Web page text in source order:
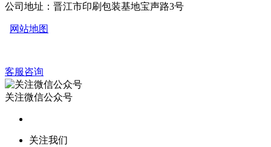
公司地址：晋江市印刷包装基地宝声路3号
网站地图
客服咨询
关注微信公众号
关注我们